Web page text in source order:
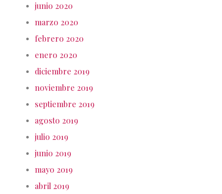
junio 2020
marzo 2020
febrero 2020
enero 2020
diciembre 2019
noviembre 2019
septiembre 2019
agosto 2019
julio 2019
junio 2019
mayo 2019
abril 2019